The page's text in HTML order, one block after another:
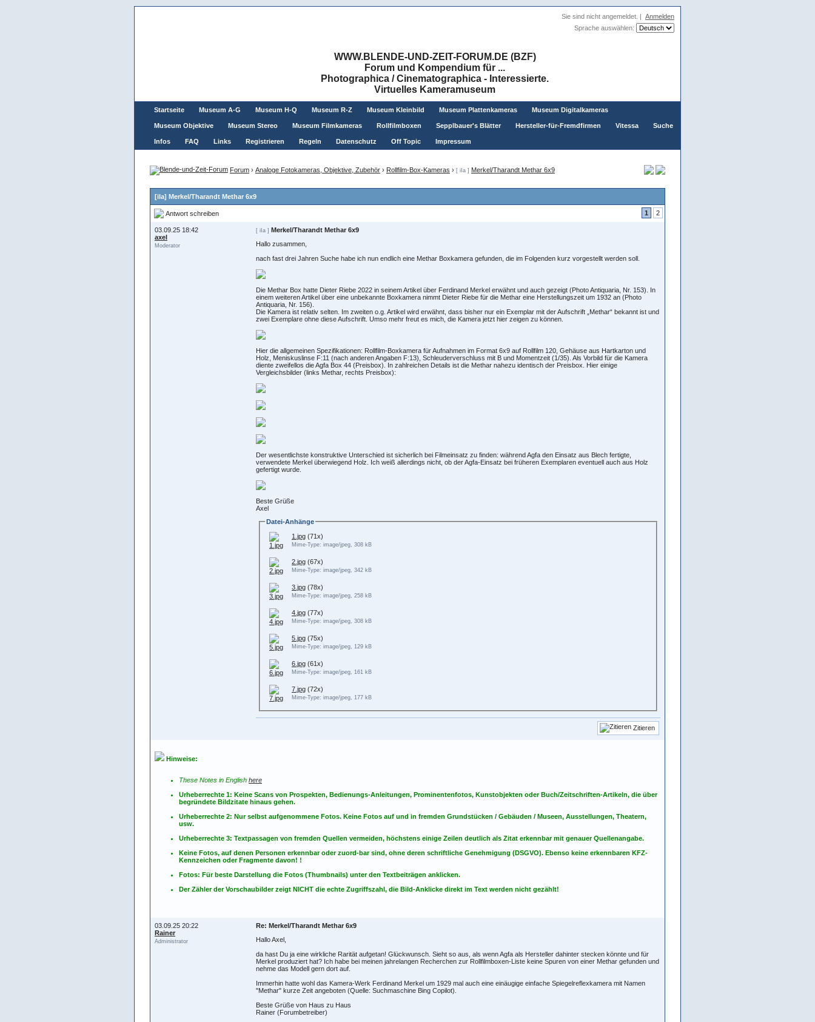
Sie sind nicht angemeldet. | Anmelden
Sprache auswählen:
WWW.BLENDE-UND-ZEIT-FORUM.DE (BZF)
Forum und Kompendium für ...
Photographica / Cinematographica - Interessierte.
Virtuelles Kameramuseum
Startseite Museum A-G Museum H-Q Museum R-Z Museum Kleinbild Museum Plattenkameras Museum Digitalkameras
Museum Objektive Museum Stereo Museum Filmkameras Rollfilmboxen Sepplbauer's Blätter Hersteller-für-Fremdfirmen Vitessa Suche
Infos FAQ Links Registrieren Regeln Datenschutz Off Topic Impressum
Forum › Analoge Fotokameras, Objektive, Zubehör › Rollfilm-Box-Kameras › [ iIa ] Merkel/Tharandt Methar 6x9
[iIa] Merkel/Tharandt Methar 6x9
Antwort schreiben 1 2
03.09.25 18:42
axel
Moderator
[ iIa ] Merkel/Tharandt Methar 6x9
Hallo zusammen,
nach fast drei Jahren Suche habe ich nun endlich eine Methar Boxkamera gefunden, die im Folgenden kurz vorgestellt werden soll.
Die Methar Box hatte Dieter Riebe 2022 in seinem Artikel über Ferdinand Merkel erwähnt und auch gezeigt (Photo Antiquaria, Nr. 153). In
einem weiteren Artikel über eine unbekannte Boxkamera nimmt Dieter Riebe für die Methar eine Herstellungszeit um 1932 an (Photo
Antiquaria, Nr. 156).
Die Kamera ist relativ selten. Im zweiten o.g. Artikel wird erwähnt, dass bisher nur ein Exemplar mit der Aufschrift „Methar“ bekannt ist und
zwei Exemplare ohne diese Aufschrift. Umso mehr freut es mich, die Kamera jetzt hier zeigen zu können.
Hier die allgemeinen Spezifikationen: Rollfilm-Boxkamera für Aufnahmen im Format 6x9 auf Rollfilm 120, Gehäuse aus Hartkarton und
Holz, Meniskuslinse F:11 (nach anderen Angaben F:13), Schleuderverschluss mit B und Momentzeit (1/35). Als Vorbild für die Kamera
diente zweifellos die Agfa Box 44 (Preisbox). In zahlreichen Details ist die Methar nahezu identisch der Preisbox. Hier einige
Vergleichsbilder (links Methar, rechts Preisbox):
Der wesentlichste konstruktive Unterschied ist sicherlich bei Filmeinsatz zu finden: während Agfa den Einsatz aus Blech fertigte,
verwendete Merkel überwiegend Holz. Ich weiß allerdings nicht, ob der Agfa-Einsatz bei früheren Exemplaren eventuell auch aus Holz
gefertigt wurde.
Beste Grüße
Axel
Datei-Anhänge
1.jpg (71x)
Mime-Type: image/jpeg, 308 kB
2.jpg (67x)
Mime-Type: image/jpeg, 342 kB
3.jpg (78x)
Mime-Type: image/jpeg, 258 kB
4.jpg (77x)
Mime-Type: image/jpeg, 308 kB
5.jpg (75x)
Mime-Type: image/jpeg, 129 kB
6.jpg (61x)
Mime-Type: image/jpeg, 161 kB
7.jpg (72x)
Mime-Type: image/jpeg, 177 kB
Zitieren
Hinweise:
These Notes in English here
Urheberrechte 1: Keine Scans von Prospekten, Bedienungs-Anleitungen, Prominentenfotos, Kunstobjekten oder Buch/Zeitschriften-Artikeln, die über
begründete Bildzitate hinaus gehen.
Urheberrechte 2: Nur selbst aufgenommene Fotos. Keine Fotos auf und in fremden Grundstücken / Gebäuden / Museen, Ausstellungen, Theatern,
usw.
Urheberrechte 3: Textpassagen von fremden Quellen vermeiden, höchstens einige Zeilen deutlich als Zitat erkennbar mit genauer Quellenangabe.
Keine Fotos, auf denen Personen erkennbar oder zuord-bar sind, ohne deren schriftliche Genehmigung (DSGVO). Ebenso keine erkennbaren KFZ-
Kennzeichen oder Fragmente davon! !
Fotos: Für beste Darstellung die Fotos (Thumbnails) unter den Textbeiträgen anklicken.
Der Zähler der Vorschaubilder zeigt NICHT die echte Zugriffszahl, die Bild-Anklicke direkt im Text werden nicht gezählt!
03.09.25 20:22
Rainer
Administrator
Re: Merkel/Tharandt Methar 6x9
Hallo Axel,
da hast Du ja eine wirkliche Rarität aufgetan! Glückwunsch. Sieht so aus, als wenn Agfa als Hersteller dahinter stecken könnte und für
Merkel produziert hat? Ich habe bei meinen jahrelangen Recherchen zur Rollfilmboxen-Liste keine Spuren von einer Methar gefunden und
nehme das Modell gern dort auf.
Immerhin hatte wohl das Kamera-Werk Ferdinand Merkel um 1929 mal auch eine einäugige einfache Spiegelreflexkamera mit Namen
"Methar" kurze Zeit angeboten (Quelle: Suchmaschine Bing Copilot).
Beste Grüße von Haus zu Haus
Rainer (Forumbetreiber)